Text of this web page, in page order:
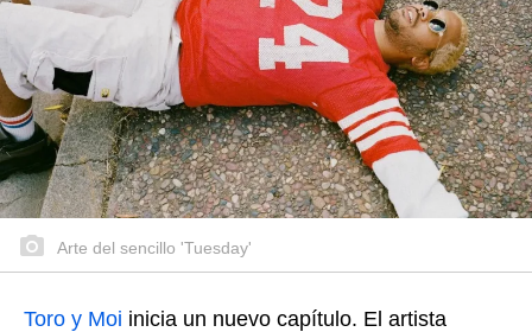
Arte del sencillo 'Tuesday'
Toro y Moi inicia un nuevo capítulo. El artista